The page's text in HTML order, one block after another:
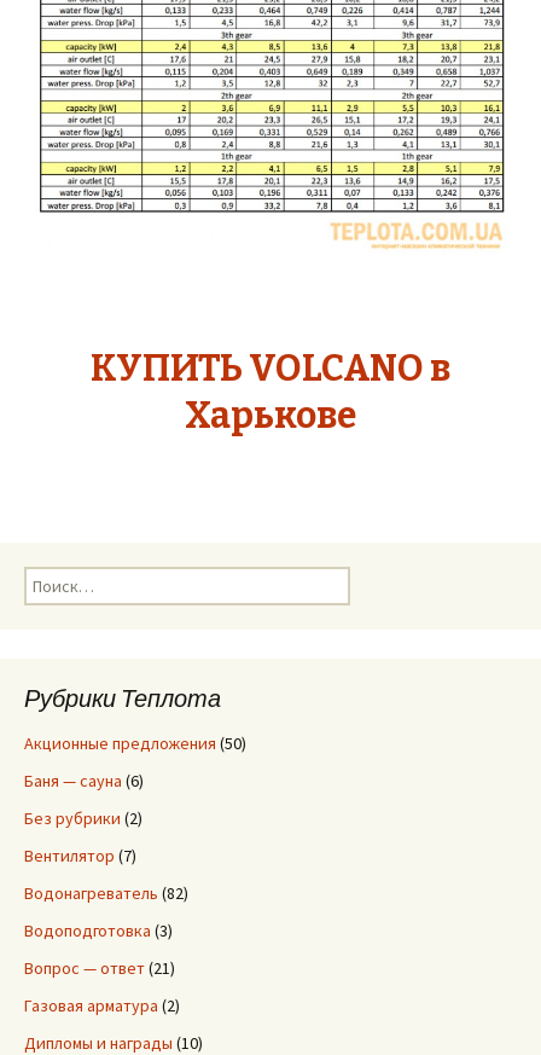
КУПИТЬ VOLCANOв
Харькове
Н
а
:Рубрики Теплота
Акционные предложения (50)
Баня — сауна (6)
Без рубрики (2)
Вентилятор (7)
Водонагреватель (82)
Водоподготовка (3)
Вопрос — ответ(21)
Газовая арматура (2)
Дипломы и награды (10)